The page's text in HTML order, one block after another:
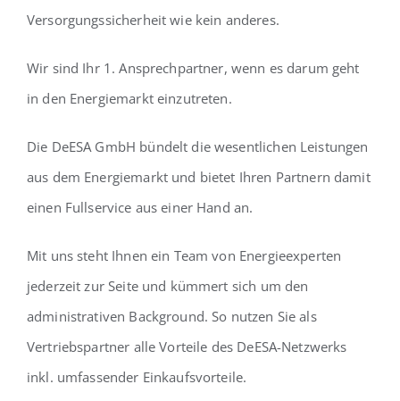
Versorgungssicherheit wie kein anderes.
Wir sind Ihr 1. Ansprechpartner, wenn es darum geht
in den Energiemarkt einzutreten.
Die DeESA GmbH bündelt die wesentlichen Leistungen
aus dem Energiemarkt und bietet Ihren Partnern damit
einen Fullservice aus einer Hand an.
Mit uns steht Ihnen ein Team von Energieexperten
jederzeit zur Seite und kümmert sich um den
administrativen Background. So nutzen Sie als
Vertriebspartner alle Vorteile des DeESA-Netzwerks
inkl. umfassender Einkaufsvorteile.